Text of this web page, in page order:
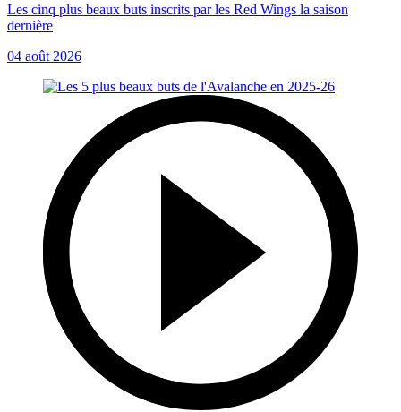
Les cinq plus beaux buts inscrits par les Red Wings la saison
dernière
04 août 2026